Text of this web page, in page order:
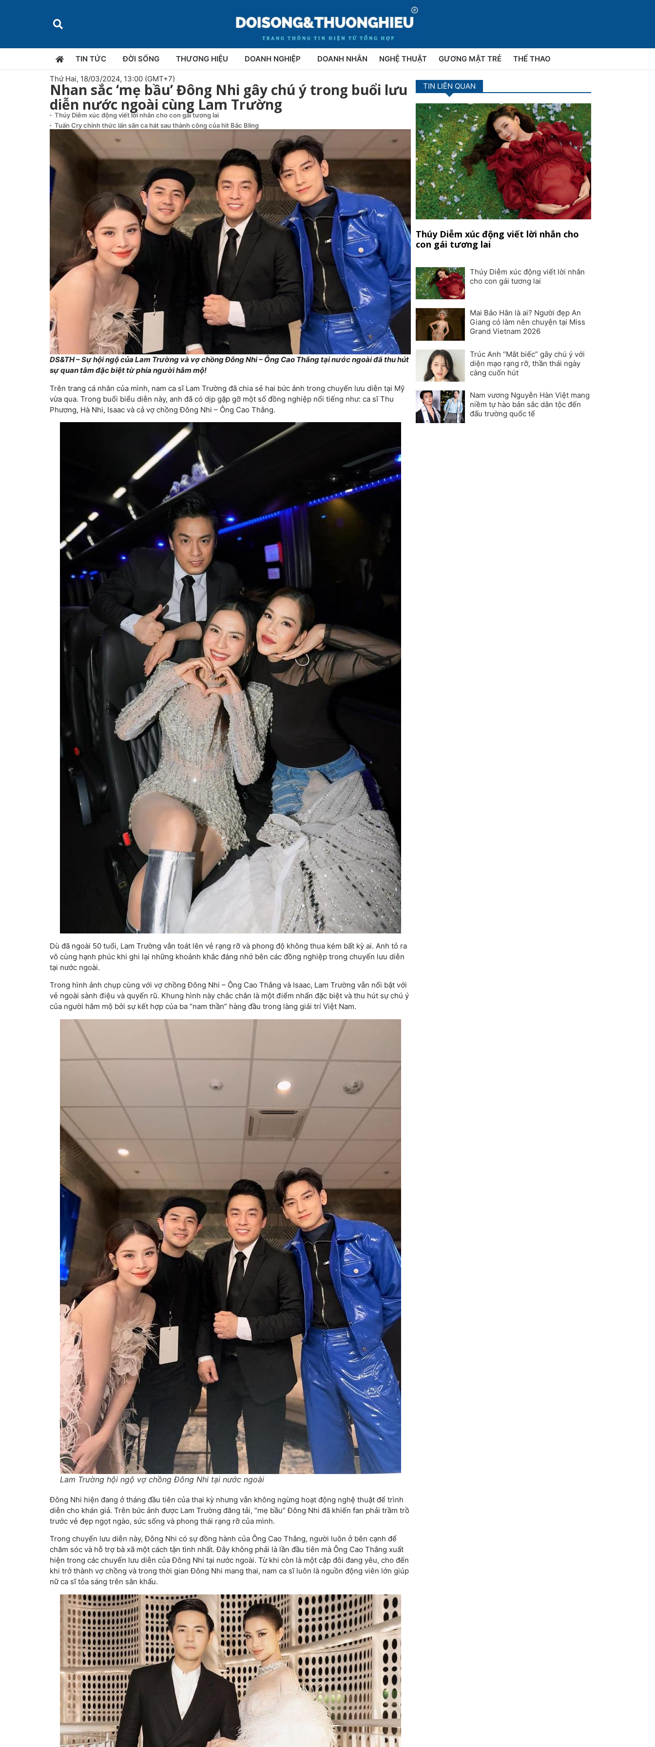
TIN TỨC ĐỜI SỐNG THƯƠNG HIỆU DOANH NGHIỆP DOANH NHÂN NGHỆ THUẬT GƯƠNG MẶT TRẺ THỂ THAO
Thứ Hai, 18/03/2024, 13:00 (GMT+7)
Nhan sắc ‘mẹ bầu’ Đông Nhi gây chú ý trong buổi lưu
diễn nước ngoài cùng Lam Trường
Thúy Diễm xúc động viết lời nhắn cho con gái tương lai
Tuấn Cry chính thức lấn sân ca hát sau thành công của hit Bắc Bling
DS&TH – Sự hội ngộ của Lam Trường và vợ chồng Đông Nhi – Ông Cao Thắng tại nước ngoài đã thu hút
sự quan tâm đặc biệt từ phía người hâm mộ!
Trên trang cá nhân của mình, nam ca sĩ Lam Trường đã chia sẻ hai bức ảnh trong chuyến lưu diễn tại Mỹ
vừa qua. Trong buổi biểu diễn này, anh đã có dịp gặp gỡ một số đồng nghiệp nổi tiếng như: ca sĩ Thu
Phương, Hà Nhi, Isaac và cả vợ chồng Đông Nhi – Ông Cao Thắng.
Dù đã ngoài 50 tuổi, Lam Trường vẫn toát lên vẻ rạng rỡ và phong độ không thua kém bất kỳ ai. Anh tỏ ra
vô cùng hạnh phúc khi ghi lại những khoảnh khắc đáng nhớ bên các đồng nghiệp trong chuyến lưu diễn
tại nước ngoài.
Trong hình ảnh chụp cùng với vợ chồng Đông Nhi – Ông Cao Thắng và Isaac, Lam Trường vẫn nổi bật với
vẻ ngoài sành điệu và quyến rũ. Khung hình này chắc chắn là một điểm nhấn đặc biệt và thu hút sự chú ý
của người hâm mộ bởi sự kết hợp của ba “nam thần” hàng đầu trong làng giải trí Việt Nam.
Lam Trường hội ngộ vợ chồng Đông Nhi tại nước ngoài
Đông Nhi hiện đang ở tháng đầu tiên của thai kỳ nhưng vẫn không ngừng hoạt động nghệ thuật để trình
diễn cho khán giả. Trên bức ảnh được Lam Trường đăng tải, “mẹ bầu” Đông Nhi đã khiến fan phải trầm trồ
trước vẻ đẹp ngọt ngào, sức sống và phong thái rạng rỡ của mình.
Trong chuyến lưu diễn này, Đông Nhi có sự đồng hành của Ông Cao Thắng, người luôn ở bên cạnh để
chăm sóc và hỗ trợ bà xã một cách tận tình nhất. Đây không phải là lần đầu tiên mà Ông Cao Thắng xuất
hiện trong các chuyến lưu diễn của Đông Nhi tại nước ngoài. Từ khi còn là một cặp đôi đang yêu, cho đến
khi trở thành vợ chồng và trong thời gian Đông Nhi mang thai, nam ca sĩ luôn là nguồn động viên lớn giúp
nữ ca sĩ tỏa sáng trên sân khấu.
TIN LIÊN QUAN
Thúy Diễm xúc động viết lời nhắn cho
con gái tương lai
Thúy Diễm xúc động viết lời nhắn
cho con gái tương lai
Mai Bảo Hân là ai? Người đẹp An
Giang có làm nên chuyện tại Miss
Grand Vietnam 2026
Trúc Anh “Mắt biếc” gây chú ý với
diện mạo rạng rỡ, thần thái ngày
càng cuốn hút
Nam vương Nguyễn Hàn Việt mang
niềm tự hào bản sắc dân tộc đến
đấu trường quốc tế